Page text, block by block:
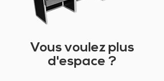
Vous voulez plus
d'espace ?